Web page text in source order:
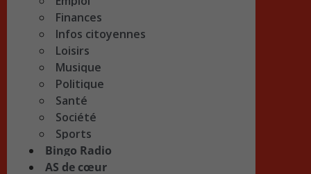
Finances
Infos citoyennes
Loisirs
Musique
Politique
Santé
Société
Sports
Bingo Radio
AS de cœur